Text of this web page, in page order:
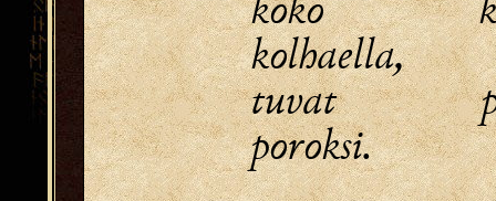
kolhaella,
tuvat
poroksi.